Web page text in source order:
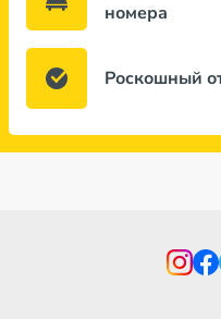
номера
Роскошный